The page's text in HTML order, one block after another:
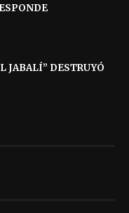
JABALÍ” DESTRUYÓ